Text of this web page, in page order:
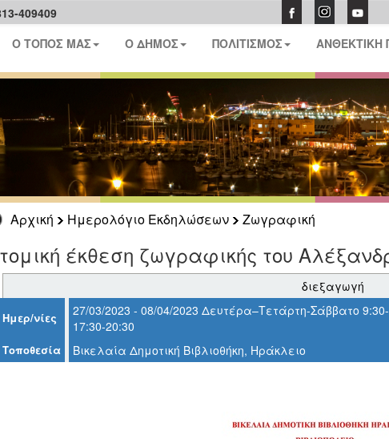
409409
Ο ΤΟΠΟΣ ΜΑΣ Ο ΔΗΜΟΣ ΠΟΛΙΤΙΣΜΟΣ ΑΝΘΕΚΤΙΚΗ
Αρχική Ημερολόγιο Εκδηλώσεων
Ζωγραφική
έκθεση ζωγραφικής του
διεξαγωγή
Ημερ/νίες
27/03/2023 - 08/04/2023 Δευτέρα–Τετάρτη-Σάββατο
17:30-20:30
Τοποθεσία Βικελαία Δημοτική Βιβλιοθήκη, Ηράκλειο